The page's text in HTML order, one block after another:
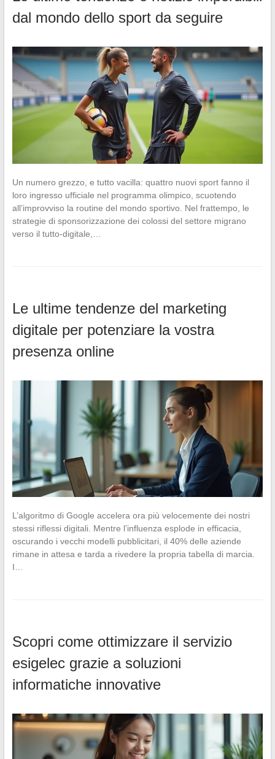
dal mondo dello sport da seguire
Un numero grezzo, e tutto vacilla: quattro nuovi sport fanno il
loro ingresso ufficiale nel programma olimpico, scuotendo
all’improvviso la routine del mondo sportivo. Nel frattempo, le
strategie di sponsorizzazione dei colossi del settore migrano
verso il tutto-digitale,…
Le ultime tendenze del marketing
digitale per potenziare la vostra
presenza online
L’algoritmo di Google accelera ora più velocemente dei nostri
stessi riflessi digitali. Mentre l’influenza esplode in efficacia,
oscurando i vecchi modelli pubblicitari, il 40% delle aziende
rimane in attesa e tarda a rivedere la propria tabella di marcia.
I…
Scopri come ottimizzare il servizio
esigelec grazie a soluzioni
informatiche innovative